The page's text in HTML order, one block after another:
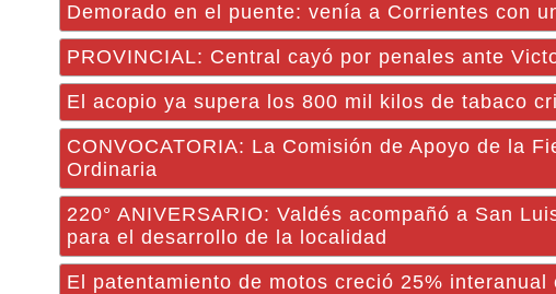
Demorado en el puente: venía a Corrientes con
PROVINCIAL: Central cayó por penales ante
El acopio ya supera los 800 mil kilos de tabaco
CONVOCATORIA: La Comisión de Apoyo de la
Ordinaria
220° ANIVERSARIO: Valdés acompañó a San
para el desarrollo de la localidad
El patentamiento de motos creció 25%